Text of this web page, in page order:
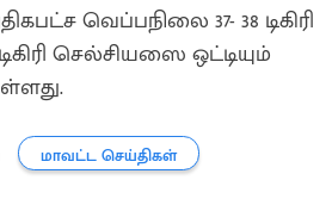
வெப்பநிலை 37- 38 டிகிரி
செல்சியஸை ஒட்டியும்
மாவட்ட செய்திகள்